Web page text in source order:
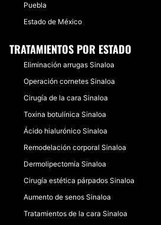
Puebla
Estado de México
TRATAMIENTOS POR ESTADO
Eliminación arrugas Sinaloa
Operación cornetes Sinaloa
Cirugía de la cara Sinaloa
Toxina botulínica Sinaloa
Ácido hialurónico Sinaloa
Remodelación corporal Sinaloa
Dermolipectomía Sinaloa
Cirugía estética párpados Sinaloa
Aumento de senos Sinaloa
Tratamientos de la cara Sinaloa